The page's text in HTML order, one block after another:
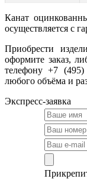
Канат
осуществляется с
Приобрести
оформите заказ,
телефону +7
любого объёма и
Экспресс-заявка